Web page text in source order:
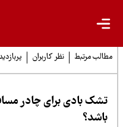
مرتبط نظر کاربران پربازدیدها
بادی برای چادر